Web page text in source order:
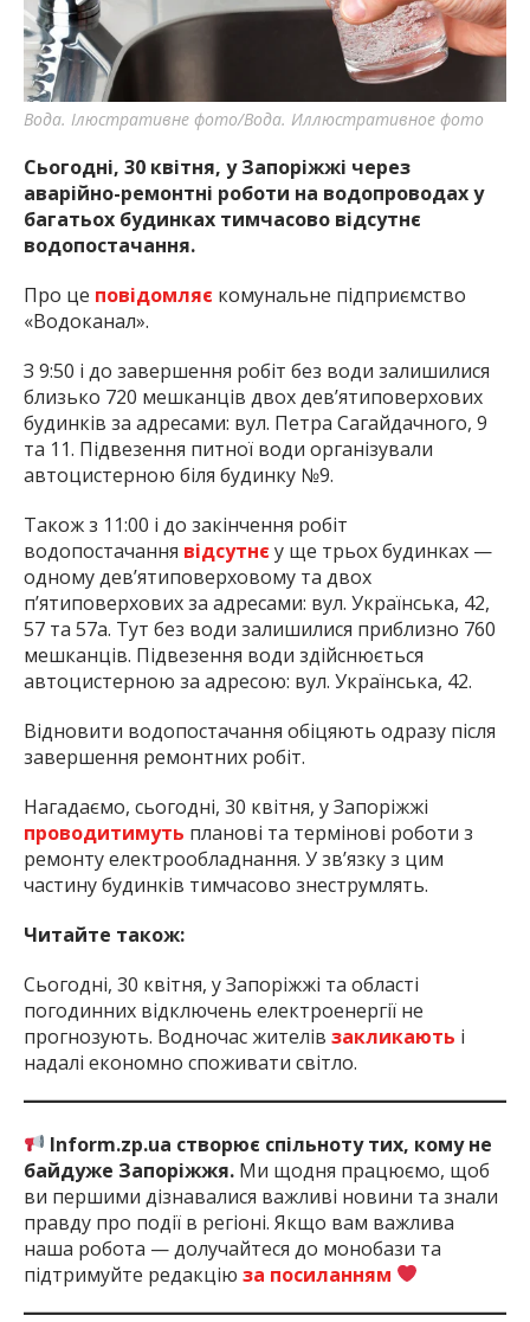
Вода. Ілюстративне фото/Вода. Иллюстративное фото
Сьогодні, 30 квітня, у Запоріжжі через
аварійно-ремонтні роботи на водопроводах у
багатьох будинках тимчасово відсутнє
водопостачання.
Про це повідомляє комунальне підприємство
«Водоканал».
З 9:50 і до завершення робіт без води залишилися
близько 720 мешканців двох дев’ятиповерхових
будинків за адресами: вул. Петра Сагайдачного, 9
та 11. Підвезення питної води організували
автоцистерною біля будинку №9.
Також з 11:00 і до закінчення робіт
водопостачання відсутнє у ще трьох будинках —
одному дев’ятиповерховому та двох
п’ятиповерхових за адресами: вул. Українська, 42,
57 та 57а. Тут без води залишилися приблизно 760
мешканців. Підвезення води здійснюється
автоцистерною за адресою: вул. Українська, 42.
Відновити водопостачання обіцяють одразу після
завершення ремонтних робіт.
Нагадаємо, сьогодні, 30 квітня, у Запоріжжі
проводитимуть планові та термінові роботи з
ремонту електрообладнання. У зв’язку з цим
частину будинків тимчасово знеструмлять.
Читайте також:
Сьогодні, 30 квітня, у Запоріжжі та області
погодинних відключень електроенергії не
прогнозують. Водночас жителів закликають і
надалі економно споживати світло.
Inform.zp.ua створює спільноту тих, кому не
байдуже Запоріжжя. Ми щодня працюємо, щоб
ви першими дізнавалися важливі новини та знали
правду про події в регіоні. Якщо вам важлива
наша робота — долучайтеся до монобази та
підтримуйте редакцію за посиланням